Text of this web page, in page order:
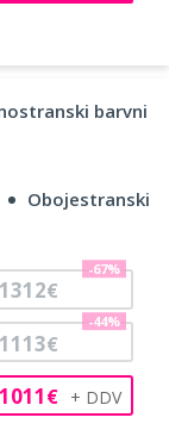
barvni
Obojestranski
1011€
1113€
-44%
1312€
-67%